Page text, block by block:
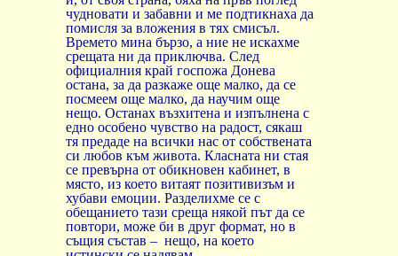
чудновати и забавни и ме подтикнаха да
помисля за вложения в тях смисъл.
Времето мина бързо, а ние не искахме
срещата ни да приключва. След
официалния край госпожа Донева
остана, за да разкаже още малко, да се
посмеем още малко, да научим още
нещо. Останах възхитена и изпълнена с
едно особено чувство на радост, сякаш
тя предаде на всички нас от собствената
си любов към живота. Класната ни стая
се превърна от обикновен кабинет, в
място, из което витаят позитивизъм и
хубави емоции. Разделихме се с
обещанието тази среща някой път да се
повтори, може би в друг формат, но в
същия състав – нещо, на което